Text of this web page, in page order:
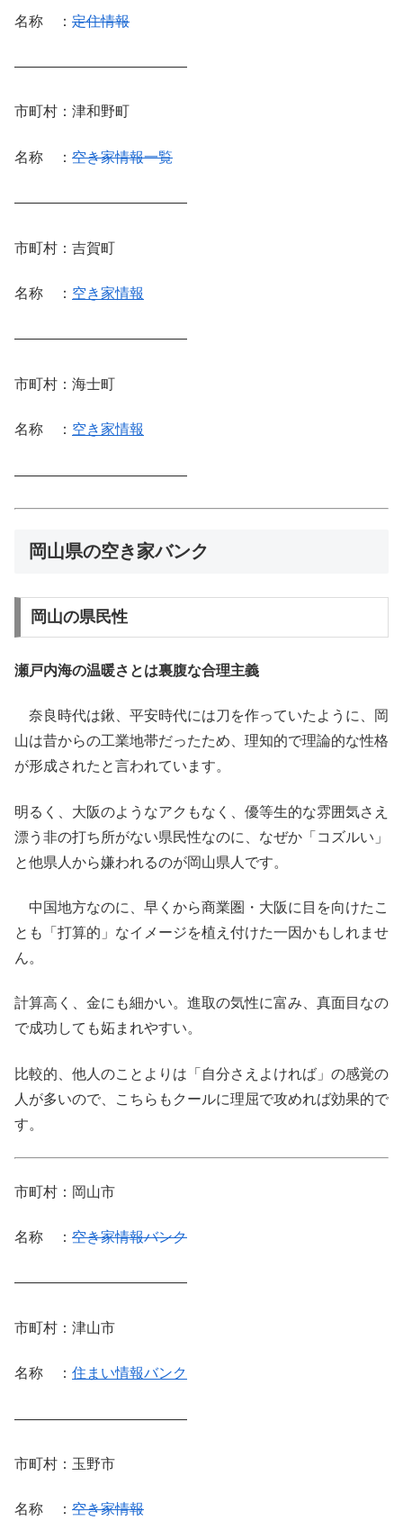
名称 ： 定住情報
————————————
市町村：津和野町
名称 ： 空き家情報一覧
————————————
市町村：吉賀町
名称 ： 空き家情報
————————————
市町村：海士町
名称 ： 空き家情報
————————————
岡山県の空き家バンク
岡山の県民性
瀬戸内海の温暖さとは裏腹な合理主義
奈良時代は鍬、平安時代には刀を作っていたように、岡
山は昔からの工業地帯だったため、理知的で理論的な性格
が形成されたと言われています。
明るく、大阪のようなアクもなく、優等生的な雰囲気さえ
漂う非の打ち所がない県民性なのに、なぜか「コズルい」
と他県人から嫌われるのが岡山県人です。
中国地方なのに、早くから商業圏・大阪に目を向けたこ
とも「打算的」なイメージを植え付けた一因かもしれませ
ん。
計算高く、金にも細かい。進取の気性に富み、真面目なの
で成功しても妬まれやすい。
比較的、他人のことよりは「自分さえよければ」の感覚の
人が多いので、こちらもクールに理屈で攻めれば効果的で
す。
市町村：岡山市
名称 ： 空き家情報バンク
————————————
市町村：津山市
名称 ： 住まい情報バンク
————————————
市町村：玉野市
名称 ： 空き家情報